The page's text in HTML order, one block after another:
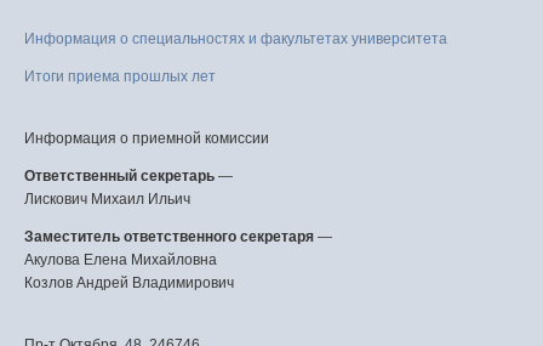
Информация о специальностях и факультетах университета
Итоги приема прошлых лет
Информация о приемной комиссии
Ответственный секретарь —
Лискович Михаил Ильич
Заместитель ответственного секретаря —
Акулова Елена Михайловна
Козлов Андрей Владимирович